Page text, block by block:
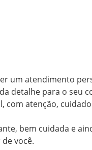
um atendimento
detalhe para o seu
com atenção,
bem cuidada e
você.